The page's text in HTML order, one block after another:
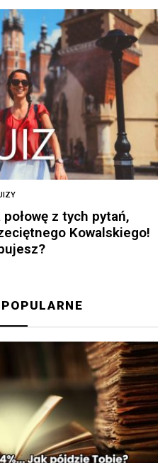
z tych pytań,
Kowalskiego!